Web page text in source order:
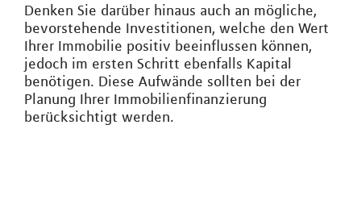
Denken Sie darüber hinaus auch an mögliche,
bevorstehende Investitionen, welche den Wert
Ihrer Immobilie positiv beeinflussen können,
jedoch im ersten Schritt ebenfalls Kapital
benötigen. Diese Aufwände sollten bei der
Planung Ihrer Immobilienfinanzierung
berücksichtigt werden.